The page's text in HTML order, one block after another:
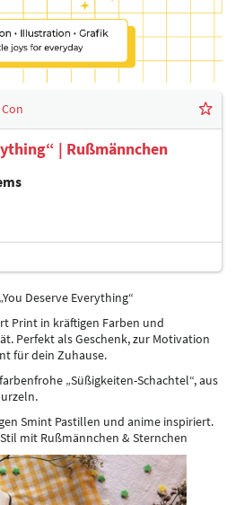
| Rußmännchen
Deserve Everything“
Print in kräftigen Farben und
Perfekt als Geschenk, zur Motivation
für dein Zuhause.
„Süßigkeiten-Schachtel“, aus
Smint Pastillen und anime inspiriert.
mit Rußmännchen & Sternchen